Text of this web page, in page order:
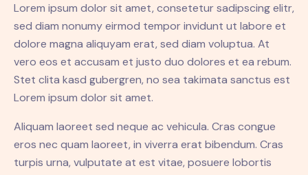
Lorem ipsum dolor sit amet, consetetur sadipscing elitr,
sed diam nonumy eirmod tempor invidunt ut labore et
dolore magna aliquyam erat, sed diam voluptua. At
vero eos et accusam et justo duo dolores et ea rebum.
Stet clita kasd gubergren, no sea takimata sanctus est
Lorem ipsum dolor sit amet.
Aliquam laoreet sed neque ac vehicula. Cras congue
eros nec quam laoreet, in viverra erat bibendum. Cras
turpis urna, vulputate at est vitae, posuere lobortis